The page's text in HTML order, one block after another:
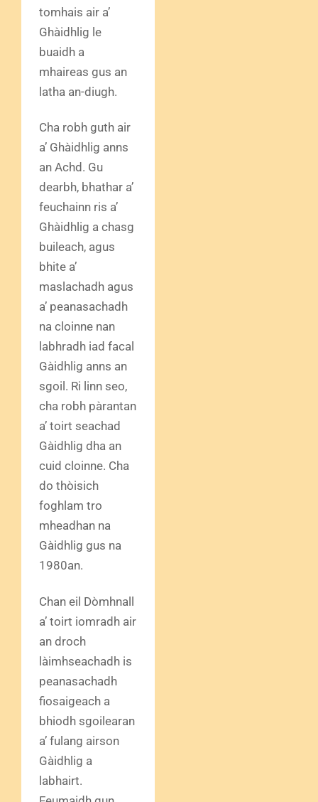
tomhais air a’
Ghàidhlig le
buaidh a
mhaireas gus an
latha an-diugh.
Cha robh guth air
a’ Ghàidhlig anns
an Achd. Gu
dearbh, bhathar a’
feuchainn ris a’
Ghàidhlig a chasg
buileach, agus
bhite a’
maslachadh agus
a’ peanasachadh
na cloinne nan
labhradh iad facal
Gàidhlig anns an
sgoil. Ri linn seo,
cha robh pàrantan
a’ toirt seachad
Gàidhlig dha an
cuid cloinne. Cha
do thòisich
foghlam tro
mheadhan na
Gàidhlig gus na
1980an.
Chan eil Dòmhnall
a’ toirt iomradh air
an droch
làimhseachadh is
peanasachadh
fiosaigeach a
bhiodh sgoilearan
a’ fulang airson
Gàidhlig a
labhairt.